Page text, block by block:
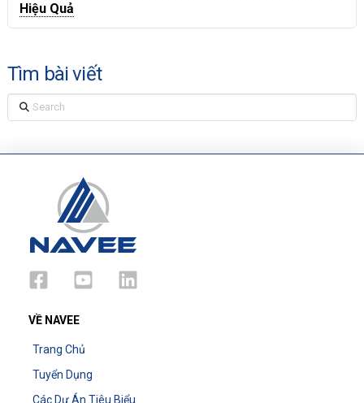
Hiệu Quả
Tìm bài viết
Search
VỀ NAVEE
Trang Chủ
Tuyển Dụng
Các Dự Án Tiêu Biểu